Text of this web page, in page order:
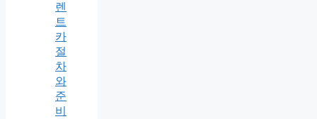
렌
트
카
절
차
와
준
비